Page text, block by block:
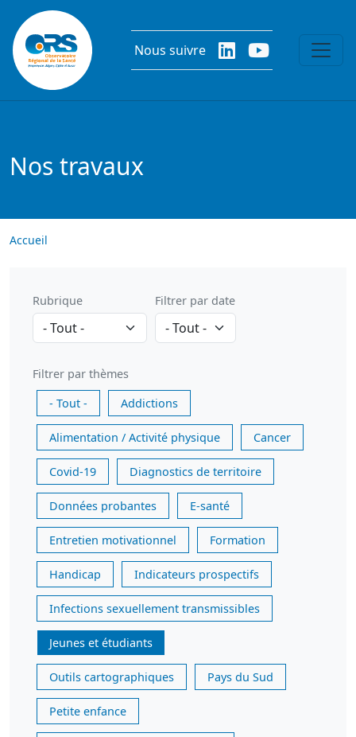
Aller au contenu principal
Nous suivre
Nos travaux
Accueil
Rubrique Filtrer par date
Filtrer par thèmes
- Tout -
Addictions
Alimentation / Activité physique Cancer
Covid-19 Diagnostics de territoire
Données probantes E-santé
Entretien motivationnel Formation
Handicap Indicateurs prospectifs
Infections sexuellement transmissibles
Jeunes et étudiants
Outils cartographiques Pays du Sud
Petite enfance